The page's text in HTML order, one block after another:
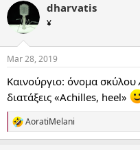
dharvatis
¥
Mar 28, 2019
Καινούργιο: όνομα σκύλου
διατάξεις «Achilles, heel»
R
e
AoratiMelani